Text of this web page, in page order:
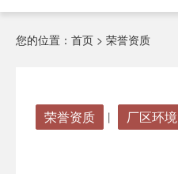
您的位置： 首页 > 荣誉资质
荣誉资质 丨 厂区环境